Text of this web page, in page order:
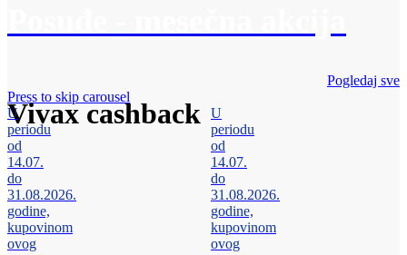
Vivax cashback
Pogledaj sve
Press to skip carousel
U
periodu
od
14.07.
do
31.08.2026.
godine,
kupovinom
ovog
U
periodu
od
14.07.
do
31.08.2026.
godine,
kupovinom
ovog